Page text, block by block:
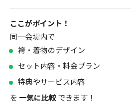
ここがポイント！
同一会場内で
袴・着物のデザイン
セット内容・料金プラン
特典やサービス内容
を 一気に比較できます！